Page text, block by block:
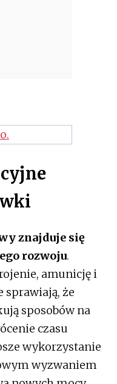
znajduje się
rozwoju.
amunicję i
że
sposobów na
czasu
wykorzystanie
wyzwaniem